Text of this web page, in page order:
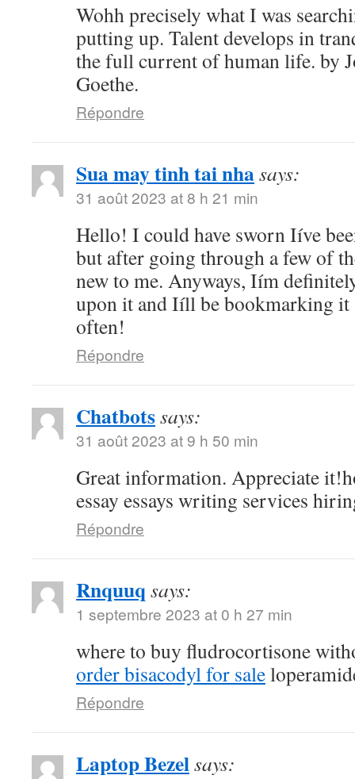
Wohh precisely what I was
putting up. Talent develops in
the full current of human life. by
Goethe.
Répondre
Sua may tinh tai nhasays:
31 août 2023 at 8 h 21 min
Hello! I could have sworn Iíve
but after going through a few of
new to me. Anyways, Iím
upon it and Iíll be bookmarking it
often!
Répondre
Chatbotssays:
31 août 2023 at 9 h 50 min
Great information. Appreciate
essay essays writing services
Répondre
Rnquuq says:
1 septembre 2023 at 0 h 27 min
where to buy fludrocortisone
order bisacodyl for sale
Répondre
Laptop Bezelsays: